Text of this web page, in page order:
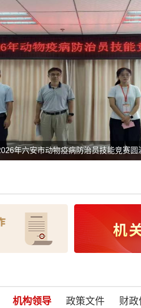
年六安市动物疫病防治员技能竞赛圆
机构领导 政策文件 财政